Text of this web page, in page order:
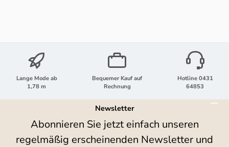
Lange Mode ab
1,78 m
Bequemer Kauf auf
Rechnung
Hotline 0431
64853
Newsletter
Abonnieren Sie jetzt einfach unseren
regelmäßig erscheinenden Newsletter und